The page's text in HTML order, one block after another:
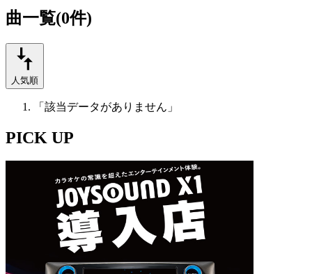
曲一覧(0件)
人気順
「該当データがありません」
PICK UP